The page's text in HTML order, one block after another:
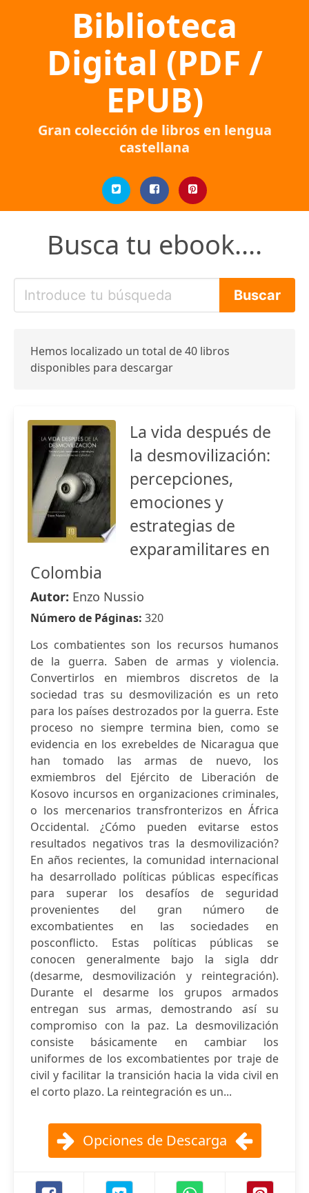
Biblioteca
Digital (PDF /
EPUB)
Gran colección de libros en lengua
castellana
Busca tu ebook....
Hemos localizado un total de 40 libros
disponibles para descargar
La vida después de
la desmovilización:
percepciones,
emociones y
estrategias de
exparamilitares en
Colombia
Autor: Enzo Nussio
Número de Páginas: 320
Los combatientes son los recursos humanos
de la guerra. Saben de armas y violencia.
Convertirlos en miembros discretos de la
sociedad tras su desmovilización es un reto
para los países destrozados por la guerra. Este
proceso no siempre termina bien, como se
evidencia en los exrebeldes de Nicaragua que
han tomado las armas de nuevo, los
exmiembros del Ejército de Liberación de
Kosovo incursos en organizaciones criminales,
o los mercenarios transfronterizos en África
Occidental. ¿Cómo pueden evitarse estos
resultados negativos tras la desmovilización?
En años recientes, la comunidad internacional
ha desarrollado políticas públicas específicas
para superar los desafíos de seguridad
provenientes del gran número de
excombatientes en las sociedades en
posconflicto. Estas políticas públicas se
conocen generalmente bajo la sigla ddr
(desarme, desmovilización y reintegración).
Durante el desarme los grupos armados
entregan sus armas, demostrando así su
compromiso con la paz. La desmovilización
consiste básicamente en cambiar los
uniformes de los excombatientes por traje de
civil y facilitar la transición hacia la vida civil en
el corto plazo. La reintegración es un...
Opciones de Descarga